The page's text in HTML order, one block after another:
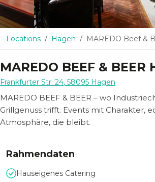
Locations Hagen MAREDO Beef &
MAREDO BEEF & BEER
Frankfurter Str. 24, 58095 Hagen
MAREDO BEEF & BEER – wo
Grillgenuss trifft. Events mit Charakter,
Atmosphäre, die bleibt.
Rahmendaten
Hauseigenes Catering